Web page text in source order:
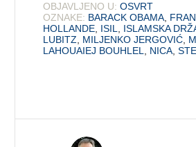
OBJAVLJENO U: OSVRT
OZNAKE: BARACK OBAMA,
HOLLANDE, ISIL, ISLAMSKA
LUBITZ, MILJENKO JERGOVIĆ,
LAHOUAIEJ BOUHLEL, NICA,